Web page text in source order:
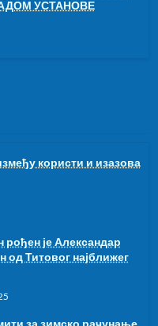
УСТАНОВЕ
користи и изазова
је Александар
од Титовог најближег
за зимско рачунање